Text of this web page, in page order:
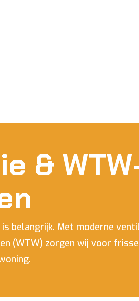
&
is belangrijk. Met moderne
(WTW) zorgen wij voor